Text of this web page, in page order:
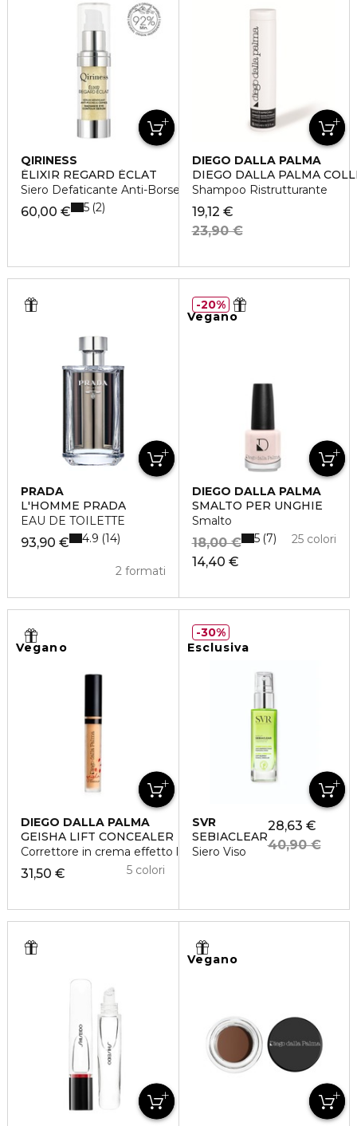
QIRINESS
ÉLIXIR REGARD ÉCLAT
Siero Defaticante Anti-Borse & Occhiaie
60,00 € 5 2
DIEGO DALLA PALMA
DIEGO DALLA PALMA
Shampoo Ristrutturante
19,12 €
23,90 €
PRADA
L'HOMME PRADA
EAU DE TOILETTE
93,90 €
2 formati
4.9 14
Vegano
DIEGO DALLA PALMA
SMALTO PER UNGHIE
Smalto
14,40 €
18,00 € 25 colori
5 7
20%
Vegano
DIEGO DALLA PALMA
GEISHA LIFT CONCEALER
Correttore in crema effetto lifting
31,50 € 5 colori
Esclusiva
SVR
SEBIACLEAR
Siero Viso
28,63 €
40,90 €
30%
Vegano